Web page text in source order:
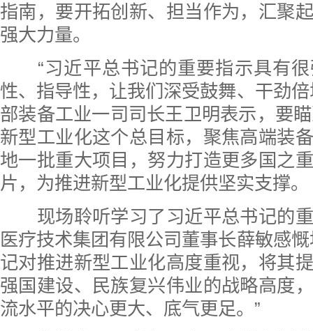
指南，要开拓创新、担当作为，汇聚
强大力量。
“习近平总书记的重要指示具有很
性、指导性，让我们深受鼓舞、干劲
部装备工业一司司长王卫明表示，要
新型工业化这个总目标，聚焦高端装
地一批重大项目，努力打造更多国之
片，为推进新型工业化提供坚实支撑。
现场聆听学习了习近平总书记的重
医疗技术集团有限公司董事长薛敏感
记对推进新型工业化高度重视，将其
强国建设、民族复兴伟业的战略高度
流水平的决心更大、底气更足。”